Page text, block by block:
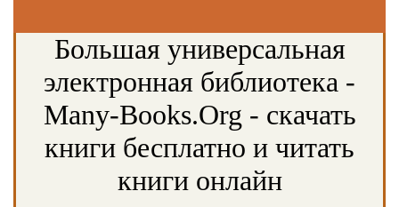
Большая универсальная
электронная библиотека -
Many-Books.Org - скачать
книги бесплатно и читать
книги онлайн